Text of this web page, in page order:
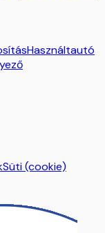
Használtautó
Süti (cookie)